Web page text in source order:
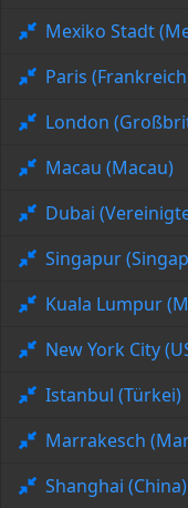
Mexiko Stadt
Paris
London
Macau (Macau)
Dubai
Singapur
Kuala Lumpur
New York City
Istanbul (Türkei)
Marrakesch
Shanghai (China)